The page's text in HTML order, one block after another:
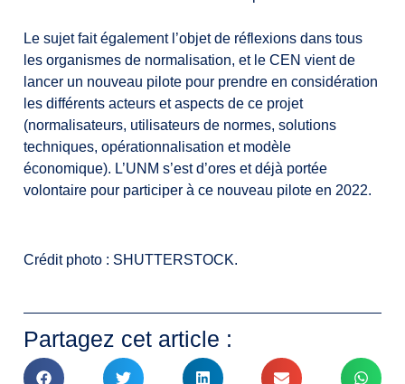
Le sujet fait également l’objet de réflexions dans tous
les organismes de normalisation, et le CEN vient de
lancer un nouveau pilote pour prendre en considération
les différents acteurs et aspects de ce projet
(normalisateurs, utilisateurs de normes, solutions
techniques, opérationnalisation et modèle
économique). L’UNM s’est d’ores et déjà portée
volontaire pour participer à ce nouveau pilote en 2022.
Crédit photo : SHUTTERSTOCK.
Partagez cet article :